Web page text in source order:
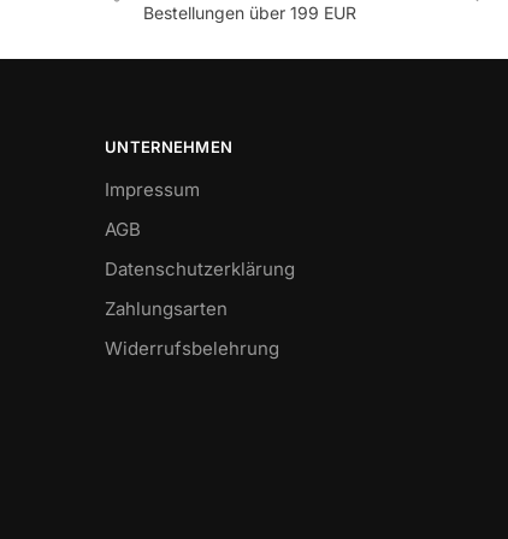
Bestellungen über 199 EUR
UNTERNEHMEN
Impressum
AGB
Datenschutzerklärung
Zahlungsarten
Widerrufsbelehrung